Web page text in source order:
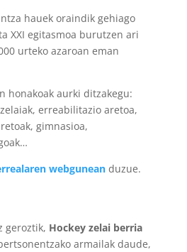
hauek oraindik gehiago
XXI egitasmoa burutzen ari
urteko azaroan eman
honakoak aurki ditzakegu:
erreabilitazio aretoa,
gimnasioa,
webguneanduzue.
geroztik, Hockey zelai berria
armailak daude,